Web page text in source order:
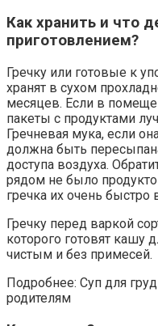
Как хранить и что
приготовлением?
Гречку или готовые к
хранят в сухом
месяцев. Если в
пакеты с продуктами
Гречневая мука, если
должна быть
доступа воздуха.
рядом не было
гречка их очень быстро
Гречку перед варкой
которого готовят кашу
чистым и без примесей.
Подробнее: Суп для
родителям